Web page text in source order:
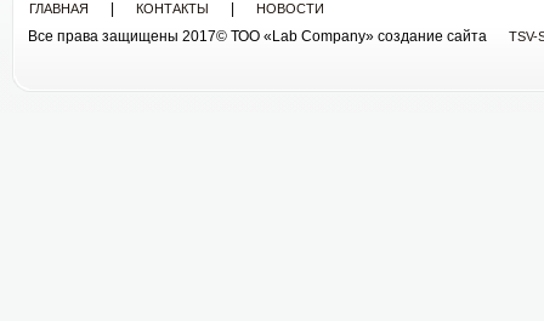
ГЛАВНАЯ КОНТАКТЫ НОВОСТИ
Все права защищены 2017© ТОО «Lab Company» cоздание сайта TSV-